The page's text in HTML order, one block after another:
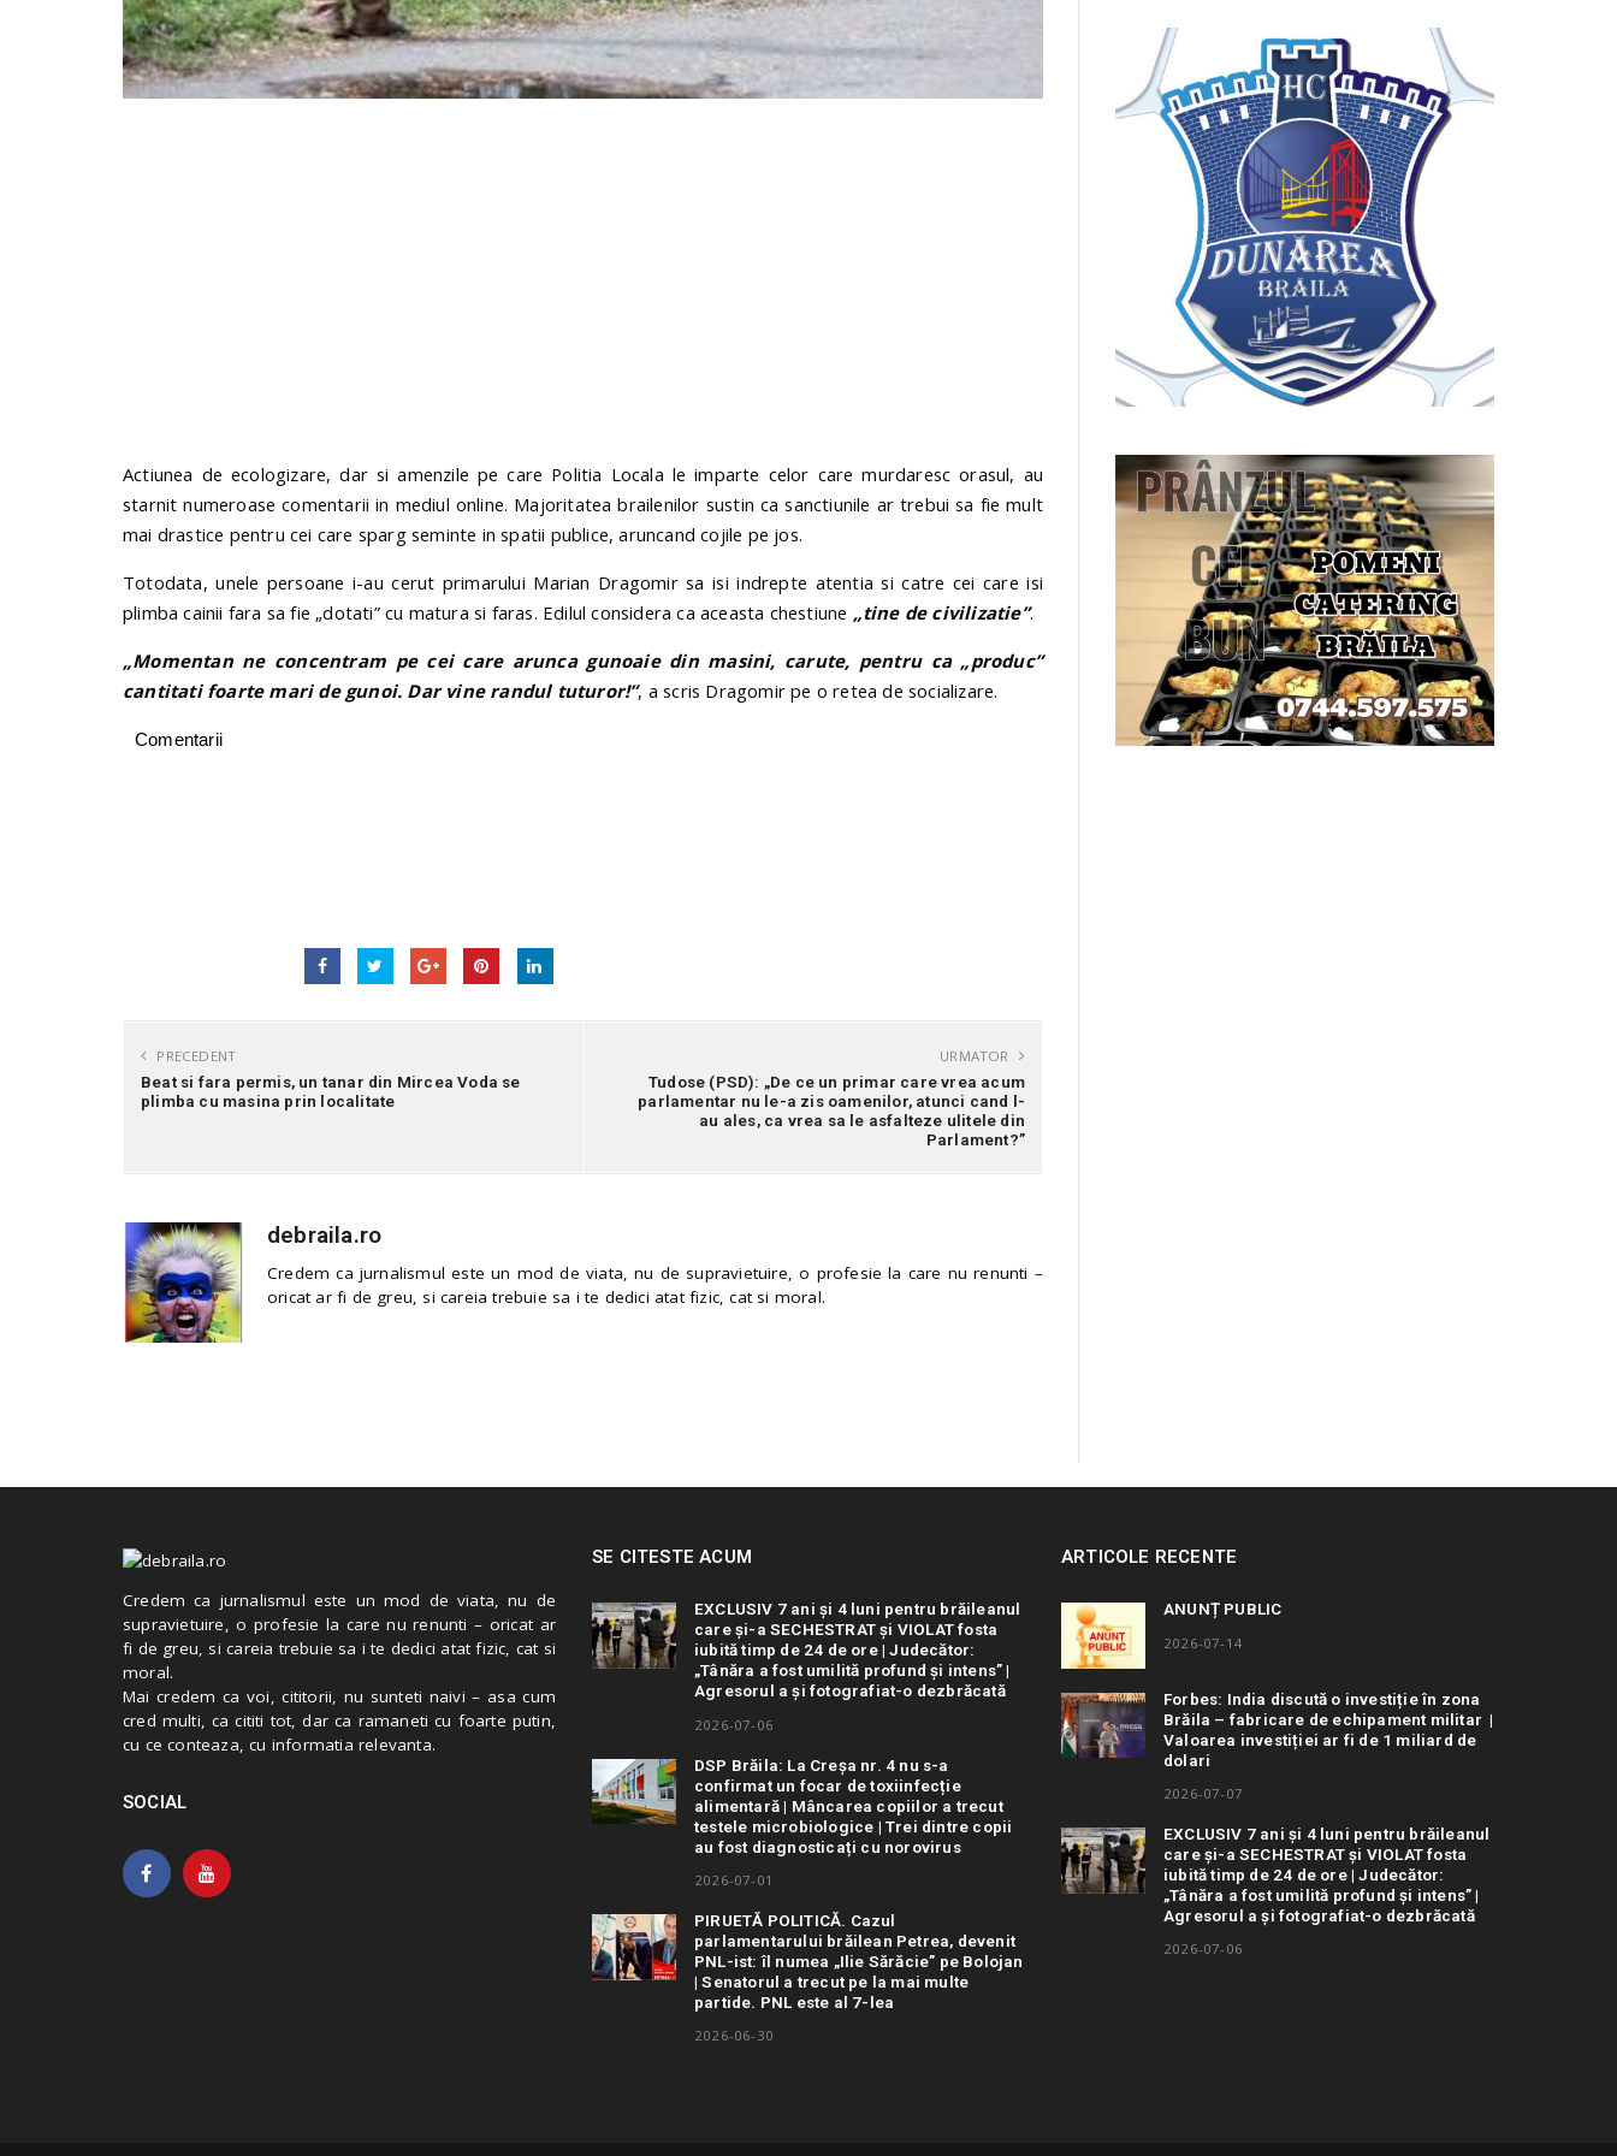
Actiunea de ecologizare, dar si amenzile pe care Politia Locala le imparte celor care murdaresc orasul, au
starnit numeroase comentarii in mediul online. Majoritatea brailenilor sustin ca sanctiunile ar trebui sa fie mult
mai drastice pentru cei care sparg seminte in spatii publice, aruncand cojile pe jos.
Totodata, unele persoane i-au cerut primarului Marian Dragomir sa isi indrepte atentia si catre cei care isi
plimba cainii fara sa fie „dotati” cu matura si faras. Edilul considera ca aceasta chestiune „tine de civilizatie”.
„Momentan ne concentram pe cei care arunca gunoaie din masini, carute, pentru ca „produc”
cantitati foarte mari de gunoi. Dar vine randul tuturor!”, a scris Dragomir pe o retea de socializare.
Comentarii
PRECEDENT
Beat si fara permis, un tanar din Mircea Voda se
plimba cu masina prin localitate
URMATOR
Tudose (PSD): „De ce un primar care vrea acum
parlamentar nu le-a zis oamenilor, atunci cand l-
au ales, ca vrea sa le asfalteze ulitele din
Parlament?”
debraila.ro
Credem ca jurnalismul este un mod de viata, nu de supravietuire, o profesie la care nu renunti –
oricat ar fi de greu, si careia trebuie sa i te dedici atat fizic, cat si moral.
Credem ca jurnalismul este un mod de viata, nu de
supravietuire, o profesie la care nu renunti – oricat ar
fi de greu, si careia trebuie sa i te dedici atat fizic, cat si
moral.
Mai credem ca voi, cititorii, nu sunteti naivi – asa cum
cred multi, ca cititi tot, dar ca ramaneti cu foarte putin,
cu ce conteaza, cu informatia relevanta.
SOCIAL
SE CITESTE ACUM
EXCLUSIV 7 ani și 4 luni pentru brăileanul
care și-a SECHESTRAT și VIOLAT fosta
iubită timp de 24 de ore | Judecător:
„Tânăra a fost umilită profund și intens” |
Agresorul a și fotografiat-o dezbrăcată
2026-07-06
DSP Brăila: La Creșa nr. 4 nu s-a
confirmat un focar de toxiinfecție
alimentară | Mâncarea copiilor a trecut
testele microbiologice | Trei dintre copii
au fost diagnosticați cu norovirus
2026-07-01
PIRUETĂ POLITICĂ. Cazul
parlamentarului brăilean Petrea, devenit
PNL-ist: îl numea „Ilie Sărăcie” pe Bolojan
| Senatorul a trecut pe la mai multe
partide. PNL este al 7-lea
2026-06-30
ARTICOLE RECENTE
ANUNȚ PUBLIC
2026-07-14
Forbes: India discută o investiție în zona
Brăila – fabricare de echipament militar |
Valoarea investiției ar fi de 1 miliard de
dolari
2026-07-07
EXCLUSIV 7 ani și 4 luni pentru brăileanul
care și-a SECHESTRAT și VIOLAT fosta
iubită timp de 24 de ore | Judecător:
„Tânăra a fost umilită profund și intens” |
Agresorul a și fotografiat-o dezbrăcată
2026-07-06